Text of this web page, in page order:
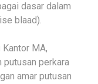
dasar dalam
blaad).
MA,
putusan perkara
amar putusan